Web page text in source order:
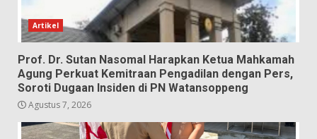
Artikel
Prof. Dr. Sutan Nasomal Harapkan Ketua Mahkamah
Agung Perkuat Kemitraan Pengadilan dengan Pers,
Soroti Dugaan Insiden di PN Watansoppeng
Agustus 7, 2026